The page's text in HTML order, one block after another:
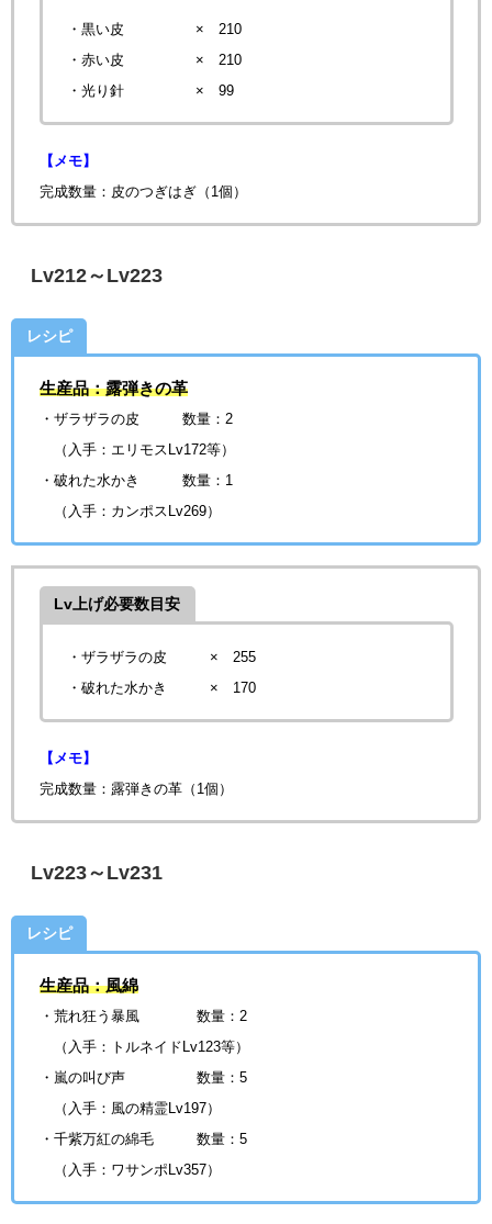
・黒い皮 × 210
・赤い皮 × 210
・光り針 × 99
【メモ】
完成数量：皮のつぎはぎ（1個）
Lv212～Lv223
レシピ
生産品：露弾きの革
・ザラザラの皮 数量：2
（入手：エリモスLv172等）
・破れた水かき 数量：1
（入手：カンポスLv269）
Lv上げ必要数目安
・ザラザラの皮 × 255
・破れた水かき × 170
【メモ】
完成数量：露弾きの革（1個）
Lv223～Lv231
レシピ
生産品：風綿
・荒れ狂う暴風 数量：2
（入手：トルネイドLv123等）
・嵐の叫び声数量：5
（入手：風の精霊Lv197）
・千紫万紅の綿毛 数量：5
（入手：ワサンポLv357）